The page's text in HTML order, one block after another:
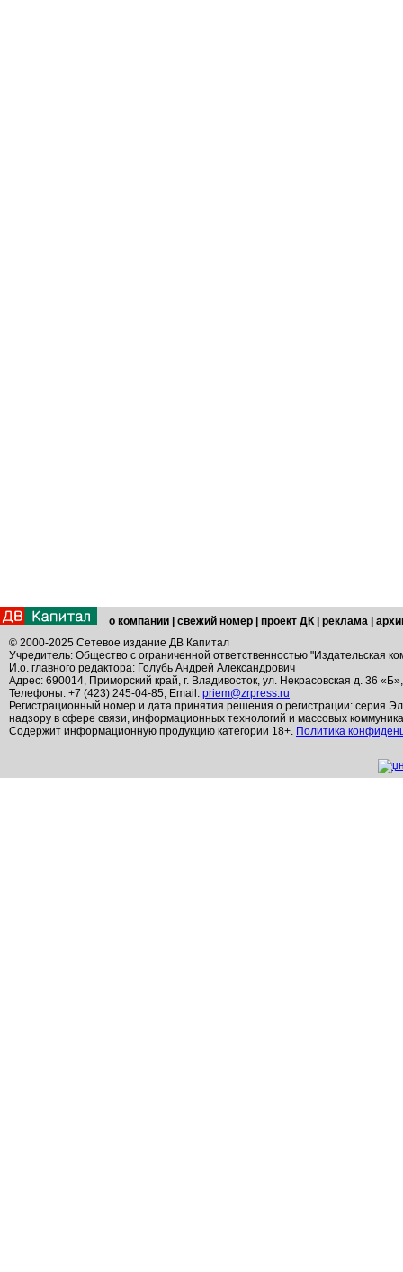
о компании свежий номер проект ДК реклама
© 2000-2025 Сетевое издание ДВ Капитал
Учредитель: Общество с ограниченной ответственностью "Издательская
И.о. главного редактора: Голубь Андрей Александрович
Адрес: 690014, Приморский край, г. Владивосток, ул. Некрасовская д. 36
Телефоны: +7 (423) 245-04-85; Email: priem@zrpress.ru
Регистрационный номер и дата принятия решения о регистрации: серия
надзору в сфере связи, информационных технологий и массовых
Содержит информационную продукцию категории 18+. Политика